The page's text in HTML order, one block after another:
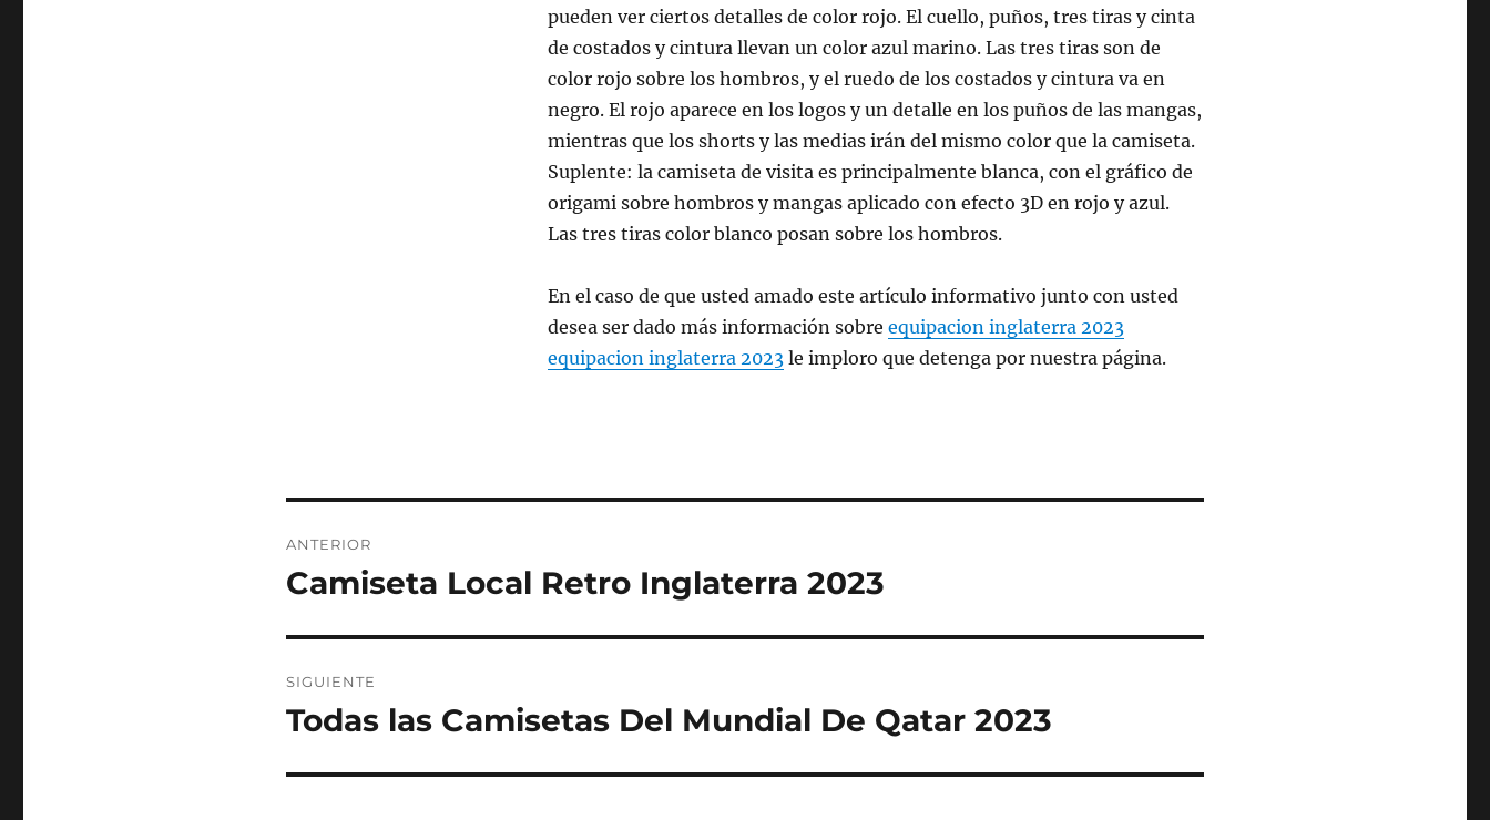
pueden ver ciertos detalles de color rojo. El cuello, puños, tres tiras y cinta
de costados y cintura llevan un color azul marino. Las tres tiras son de
color rojo sobre los hombros, y el ruedo de los costados y cintura va en
negro. El rojo aparece en los logos y un detalle en los puños de las mangas,
mientras que los shorts y las medias irán del mismo color que la camiseta.
Suplente: la camiseta de visita es principalmente blanca, con el gráfico de
origami sobre hombros y mangas aplicado con efecto 3D en rojo y azul.
Las tres tiras color blanco posan sobre los hombros.
En el caso de que usted amado este artículo informativo junto con usted
desea ser dado más información sobreequipacion inglaterra 2023
equipacion inglaterra 2023 le imploro que detenga por nuestra página.
de
ANTERIOR
Entrada
Camiseta Local Retro Inglaterra 2023
SIGUIENTE
Entrada
Todas las Camisetas Del Mundial De Qatar 2023